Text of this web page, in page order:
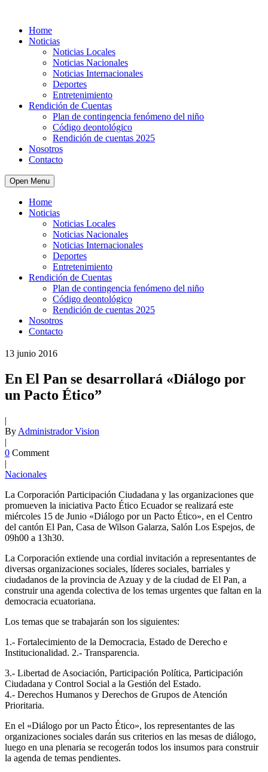
Home
Noticias
Noticias Locales
Noticias Nacionales
Noticias Internacionales
Deportes
Entretenimiento
Rendición de Cuentas
Plan de contingencia fenómeno del niño
Código deontológico
Rendición de cuentas 2025
Nosotros
Contacto
Open Menu
Home
Noticias
Noticias Locales
Noticias Nacionales
Noticias Internacionales
Deportes
Entretenimiento
Rendición de Cuentas
Plan de contingencia fenómeno del niño
Código deontológico
Rendición de cuentas 2025
Nosotros
Contacto
13 junio 2016
En El Pan se desarrollará «Diálogo por
un Pacto Ético”
|
By Administrador Vision
|
0 Comment
|
Nacionales
La Corporación Participación Ciudadana y las organizaciones que
promueven la iniciativa Pacto Ético Ecuador se realizará este
miércoles 15 de Junio «Diálogo por un Pacto Ético», en el Centro
del cantón El Pan, Casa de Wilson Galarza, Salón Los Espejos, de
09h00 a 13h30.
La Corporación extiende una cordial invitación a representantes de
diversas organizaciones sociales, líderes sociales, barriales y
ciudadanos de la provincia de Azuay y de la ciudad de El Pan, a
construir una agenda colectiva de los temas urgentes que faltan en la
democracia ecuatoriana.
Los temas que se trabajarán son los siguientes:
1.- Fortalecimiento de la Democracia, Estado de Derecho e
Institucionalidad. 2.- Transparencia.
3.- Libertad de Asociación, Participación Política, Participación
Ciudadana y Control Social a la Gestión del Estado.
4.- Derechos Humanos y Derechos de Grupos de Atención
Prioritaria.
En el «Diálogo por un Pacto Ético», los representantes de las
organizaciones sociales darán sus criterios en las mesas de diálogo,
luego en una plenaria se recogerán todos los insumos para construir
la agenda de temas pendientes.